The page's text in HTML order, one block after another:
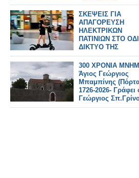
ΣΚΕΨΕΙΣ ΓΙΑ
ΑΠΑΓΟΡΕΥΣΗ
ΗΛΕΚΤΡΙΚΩΝ
ΠΑΤΙΝΙΩΝ ΣΤΟ
ΔΙΚΤΥΟ ΤΗΣ
ΕΛΛΑΔΑΣ
300 ΧΡΟΝΙΑ
Άγιος Γεώργιος
Μπαμπίνης
1726-2026- Γράφει
Γεώργιος